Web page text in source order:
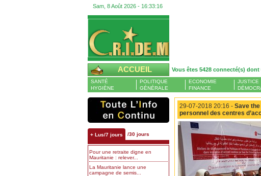
Sam, 8 Août 2026 - 16:33:17
ACCUEIL Vous êtes 5428 connecté(s) dont
SANTÉ
HYGIÈNE
POLITIQUE
GÉNÉRALE
ECONOMIE
FINANCE
JUSTICE
+ Lus/7 jours /30 jours
Pour une retraite digne en
Mauritanie : relever...
La Mauritanie lance une
campagne de semis...
29-07-2018 20:16 - Save
personnel des centres